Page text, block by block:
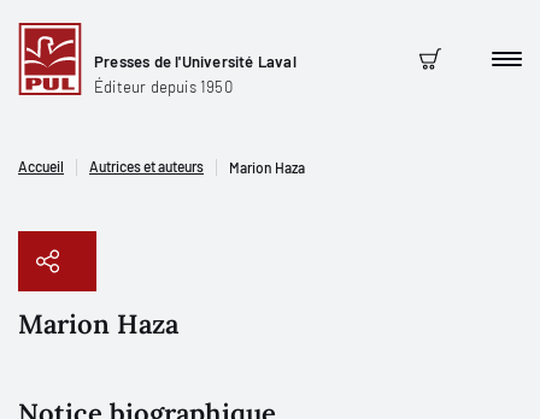
Presses de l'Université Laval
Éditeur depuis 1950
Panier
Accueil Autrices et auteurs Marion Haza
Marion Haza